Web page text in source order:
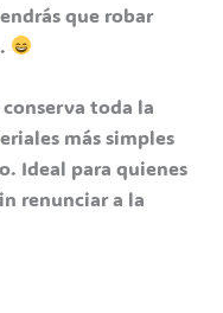
que robar
conserva toda la
más simples
Ideal para quienes
renunciar a la